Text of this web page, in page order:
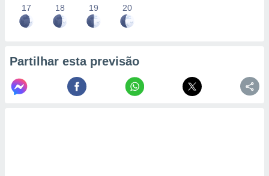
17 18 19 20
Partilhar esta previsão